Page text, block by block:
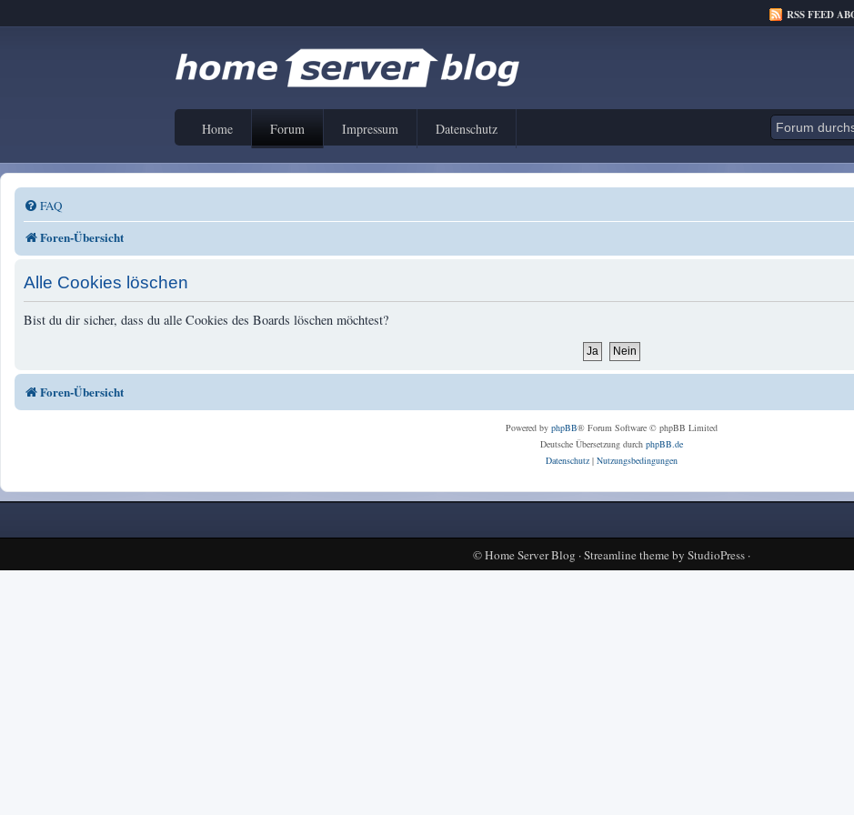
RSS FEED
Home Forum Impressum Datenschutz
FAQ
Foren-Übersicht
Alle Cookies löschen
Bist du dir sicher, dass du alle Cookies des Boards löschen möchtest?
Foren-Übersicht
Powered by phpBB® Forum Software © phpBB Limited
Deutsche Übersetzung durch phpBB.de
Datenschutz| Nutzungsbedingungen
©Home Server Blog ·Streamline themeby StudioPress·